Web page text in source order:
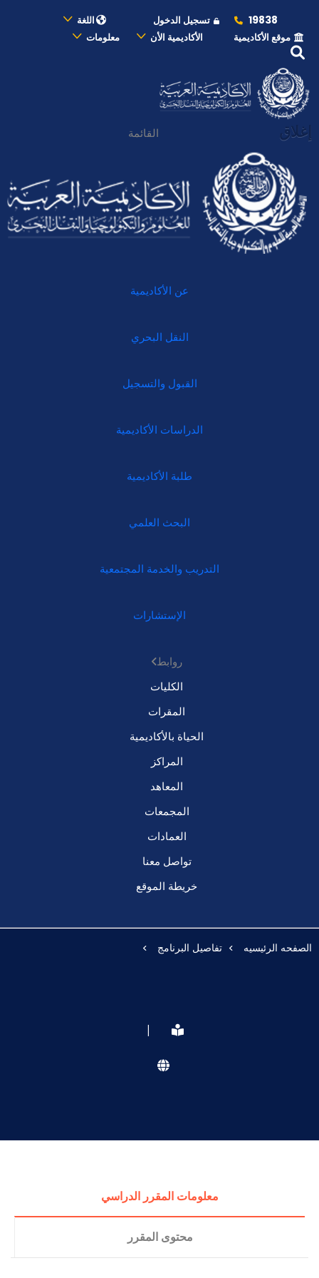
19838 تسجيل الدخول
اللغة
موقع الأكاديمية
الأكاديمية الأن معلومات
إغلاق القائمة
عن الأكاديمية
النقل البحري
القبول والتسجيل
الدراسات الأكاديمية
طلبة الأكاديمية
البحث العلمي
التدريب والخدمة المجتمعية
الإستشارات
روابط
الكليات
المقرات
الحياة بالأكاديمية
المراكز
المعاهد
المجمعات
العمادات
تواصل معنا
خريطة الموقع
الصفحه الرئيسيه تفاصيل البرنامج
|
معلومات المقرر الدراسي
محتوى المقرر